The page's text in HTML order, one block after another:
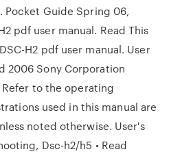
Pocket Guide Spring 06,
pdf user manual. Read This
H2 pdf user manual. User
2006 Sony Corporation
to the operating
used in this manual are
noted otherwise. User's
Dsc-h2/h5 • Read